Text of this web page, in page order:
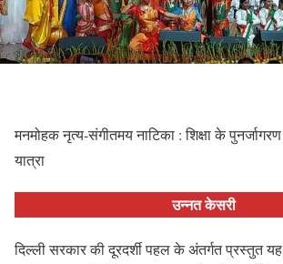
मनमोहक नृत्य-संगीतमय नाटिका : शिक्षा के
यात्रा
उन्नत केसरी
दिल्ली सरकार की दूरदर्शी पहल के अंतर्गत प्रस्तुत